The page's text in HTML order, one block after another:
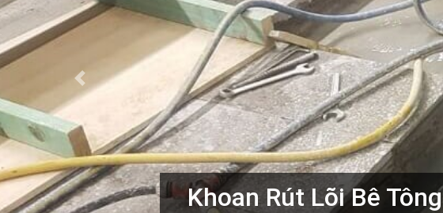
Khoan Rút Lõi Bê Tông
Previous